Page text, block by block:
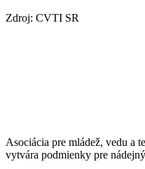
Zdroj: CVTI SR
Asociácia pre mládež, vedu a
vytvára podmienky pre